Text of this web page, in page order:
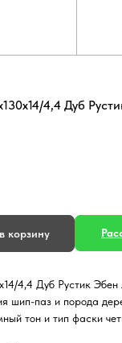
4,4 Дуб
корзину
4,4 Дуб Рустик
шип-паз и порода
тон и тип фаски